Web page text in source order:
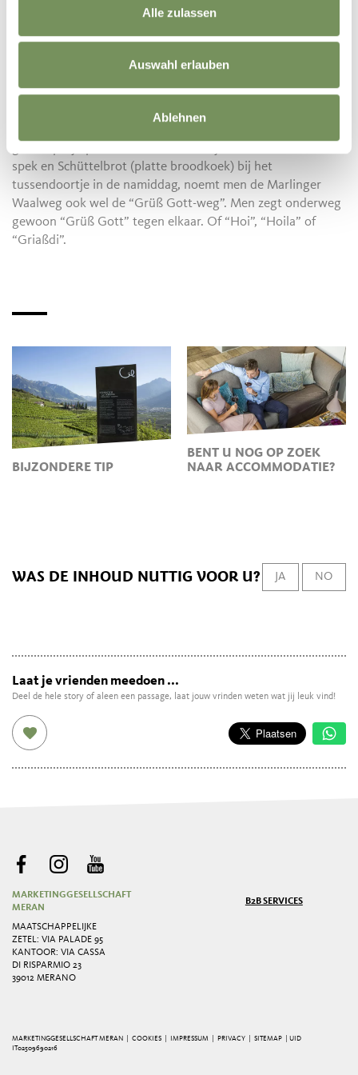
Alle zulassen
Auswahl erlauben
Ablehnen
Onderweg is er trouwens ook een wc. Een geliefd foto-
object, omdat dit stille plekje niet op een bouwtoilet lijkt,
maar door kunstenaars uit Marlingen is beschilderd.
Omdat de Marlinger Waalweg bij zowel bezoekers als de
plaatselijke bevolking populair is, komt men onderweg
spek en Schüttelbrot (platte broodkoek) bij het
tussendoortje in de namiddag, noemt men de Marlinger
Waalweg ook wel de “Grüß Gott-weg”. Men zegt onderweg
gewoon “Grüß Gott” tegen elkaar. Of “Hoi”, “Hoila” of
“Griaßdi”.
BIJZONDERE TIP
BENT U NOG OP ZOEK
NAAR ACCOMMODATIE?
WAS DE INHOUD NUTTIG VOOR U? JA NO
Laat je vrienden meedoen ...
Deel de hele story of aleen een passage, laat jouw vrinden weten wat jij leuk vind!
MARKETINGGESELLSCHAFT
MERAN
MAATSCHAPPELIJKE
ZETEL: VIA PALADE 95
KANTOOR: VIA CASSA
DI RISPARMIO 23
39012 MERANO
B2B SERVICES
MARKETINGGESELLSCHAFT MERAN | COOKIES IMPRESSUM |PRIVACY |SITEMAP
| UID
IT02509690216